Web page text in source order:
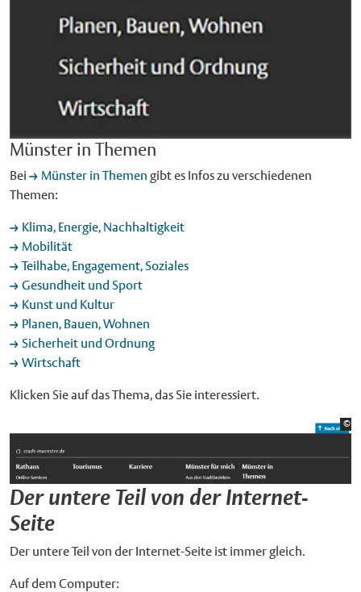
Münster in Themen
Bei Münster in Themen gibt es Infos zu verschiedenen
Themen:
Klima, Energie, Nachhaltigkeit
Mobilität
Teilhabe, Engagement, Soziales
Gesundheit und Sport
Kunst und Kultur
Planen, Bauen, Wohnen
Sicherheit und Ordnung
Wirtschaft
Klicken Sie auf das Thema, das Sie interessiert.
©
Der untere Teil von der Internet-
Seite
Der untere Teil von der Internet-Seite ist immer gleich.
Auf dem Computer: